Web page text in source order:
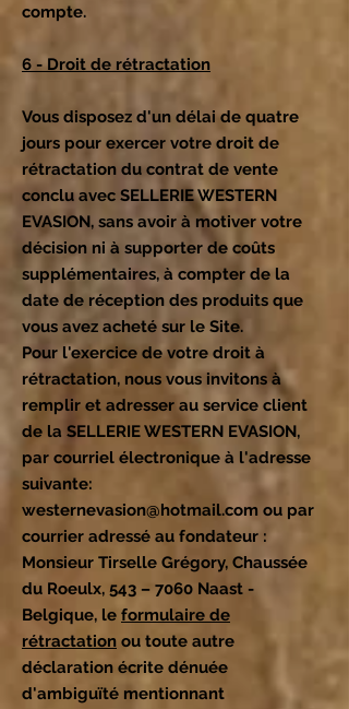
compte.
6 - Droit de rétractation
Vous disposez d'un délai de quatre
jours pour exercer votre droit de
rétractation du contrat de vente
conclu avec SELLERIE WESTERN
EVASION, sans avoir à motiver votre
décision ni à supporter de coûts
supplémentaires, à compter de la
date de réception des produits que
vous avez acheté sur le Site.
Pour l'exercice de votre droit à
rétractation, nous vous invitons à
remplir et adresser au service client
de la SELLERIE WESTERN EVASION,
par courriel électronique à l'adresse
suivante:
westernevasion@hotmail.com ou par
courrier adressé au fondateur :
Monsieur Tirselle Grégory, Chaussée
du Roeulx, 543 – 7060 Naast -
Belgique, le formulaire de
rétractation ou toute autre
déclaration écrite dénuée
d'ambiguïté mentionnant